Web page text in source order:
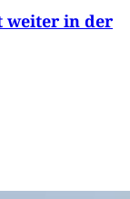
weiter in der